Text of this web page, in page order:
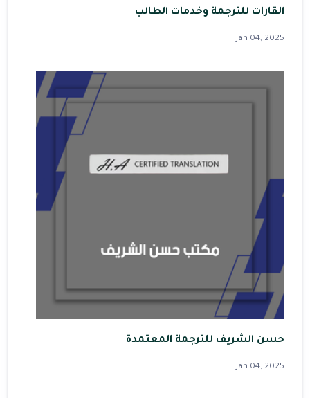
القارات للترجمة وخدمات الطالب
Jan 04, 2025
حسن الشريف للترجمة المعتمدة
Jan 04, 2025